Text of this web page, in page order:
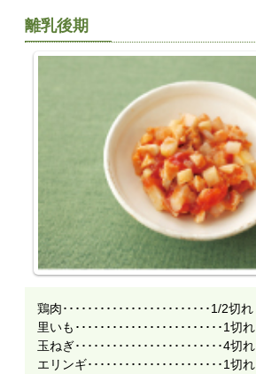
離乳後期
鶏肉････････････････････････1/2切れ
里いも････････････････････････1切れ
玉ねぎ････････････････････････4切れ
エリンギ･･････････････････････1切れ